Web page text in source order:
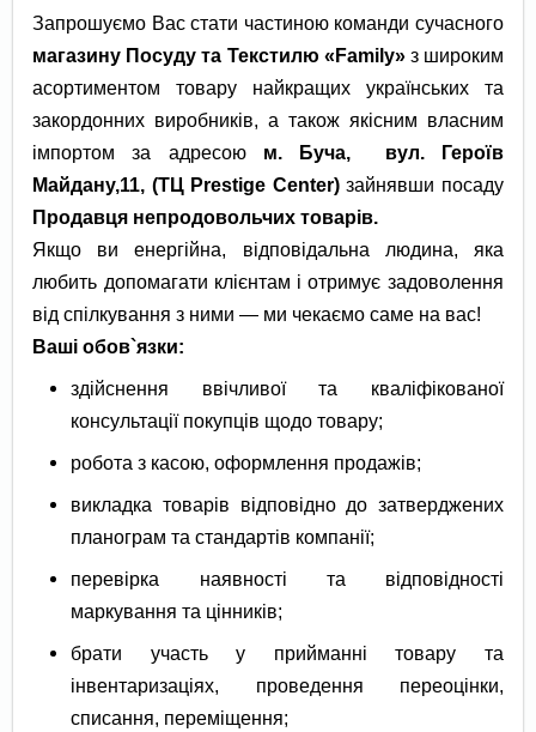
Запрошуємо Вас стати частиною команди сучасного
магазину Посуду та Текстилю «Family» з широким
асортиментом товару найкращих українських та
закордонних виробників, а також якісним власним
імпортом за адресою м. Буча, вул. Героїв
Майдану,11, (ТЦ Prestige Center)зайнявши посаду
Продавця непродовольчих товарів
Якщо ви енергійна, відповідальна людина, яка
любить допомагати клієнтам і отримує задоволення
від спілкування з ними — ми чекаємо саме на вас!
Ваші обов`язки:
здійснення ввічливої та кваліфікованої
консультації покупців щодо товару;
робота з касою, оформлення продажів;
викладка товарів відповідно до затверджених
планограм та стандартів компанії;
перевірка наявності та відповідності
маркування та цінників;
брати участь у прийманні товару та
інвентаризаціях, проведення переоцінки,
списання, переміщення;